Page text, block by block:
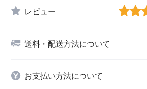
レビュー
送料・配送方法について
お支払い方法について